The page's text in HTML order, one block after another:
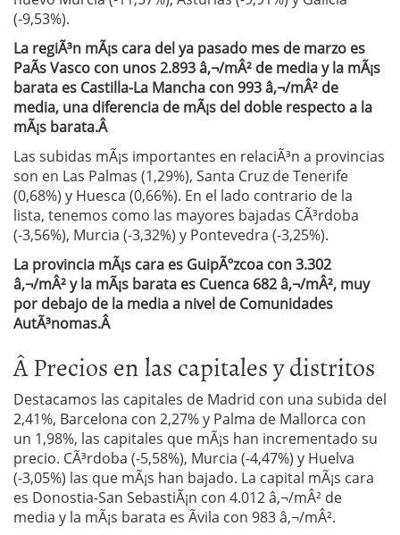
(-9,53%).
La regiÃ³n mÃ¡s cara del ya pasado mes de marzo es
PaÃ­s Vasco con unos 2.893 â‚¬/mÂ² de media y la mÃ¡s
barata es Castilla-La Mancha con 993 â‚¬/mÂ² de
media, una diferencia de mÃ¡s del doble respecto a la
mÃ¡s barata.Â
Las subidas mÃ¡s importantes en relaciÃ³n a provincias
son en Las Palmas (1,29%), Santa Cruz de Tenerife
(0,68%) y Huesca (0,66%). En el lado contrario de la
lista, tenemos como las mayores bajadas CÃ³rdoba
(-3,56%), Murcia (-3,32%) y Pontevedra (-3,25%).
La provincia mÃ¡s cara es GuipÃºzcoa con 3.302
â‚¬/mÂ² y la mÃ¡s barata es Cuenca 682 â‚¬/mÂ², muy
por debajo de la media a nivel de Comunidades
AutÃ³nomas.Â
Â Precios en las capitales y distritos
Destacamos las capitales de Madrid con una subida del
2,41%, Barcelona con 2,27% y Palma de Mallorca con
un 1,98%, las capitales que mÃ¡s han incrementado su
precio. CÃ³rdoba (-5,58%), Murcia (-4,47%) y Huelva
(-3,05%) las que mÃ¡s han bajado. La capital mÃ¡s cara
es Donostia-San SebastiÃ¡n con 4.012 â‚¬/mÂ² de
media y la mÃ¡s barata es Ãvila con 983 â‚¬/mÂ².